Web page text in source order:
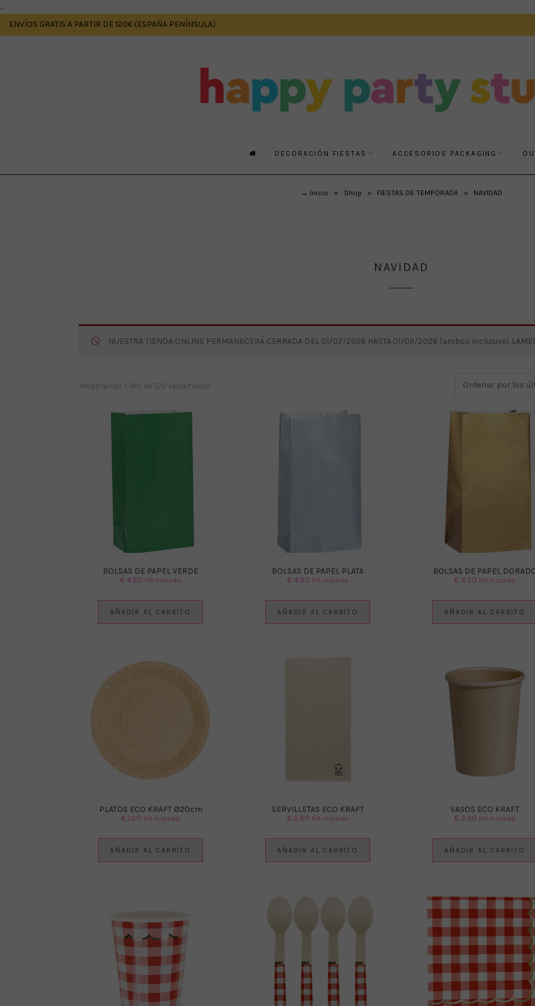
....
ENVÍOS GRATIS A PARTIR DE 120€ (ESPAÑA PENÍNSULA)
DECORACIÓN FIESTAS ACCESORIOS PACKAGING
→ Inicio » Shop » FIESTAS DE TEMPORADA » NAVIDAD
NAVIDAD
NUESTRA TIENDA ONLINE PERMANECERÁ CERRADA DEL 01/07/2026 HASTA 01/09/2026 (ambos inclusive).
Mostrando 1–80 de 120 resultados
BOLSAS DE PAPEL VERDE
€4.50 IVA Incluido
AÑADIR AL CARRITO
BOLSAS DE PAPEL PLATA
€4.50 IVA Incluido
AÑADIR AL CARRITO
BOLSAS DE PAPEL
€4.50 IVA Incluido
AÑADIR AL CARRITO
PLATOS ECO KRAFT Ø20cm
€1.90 IVA Incluido
AÑADIR AL CARRITO
SERVILLETAS ECO KRAFT
€ 2.60 IVA Incluido
AÑADIR AL CARRITO
VASOS ECO KRAFT
€ 2.40 IVA Incluido
AÑADIR AL CARRITO